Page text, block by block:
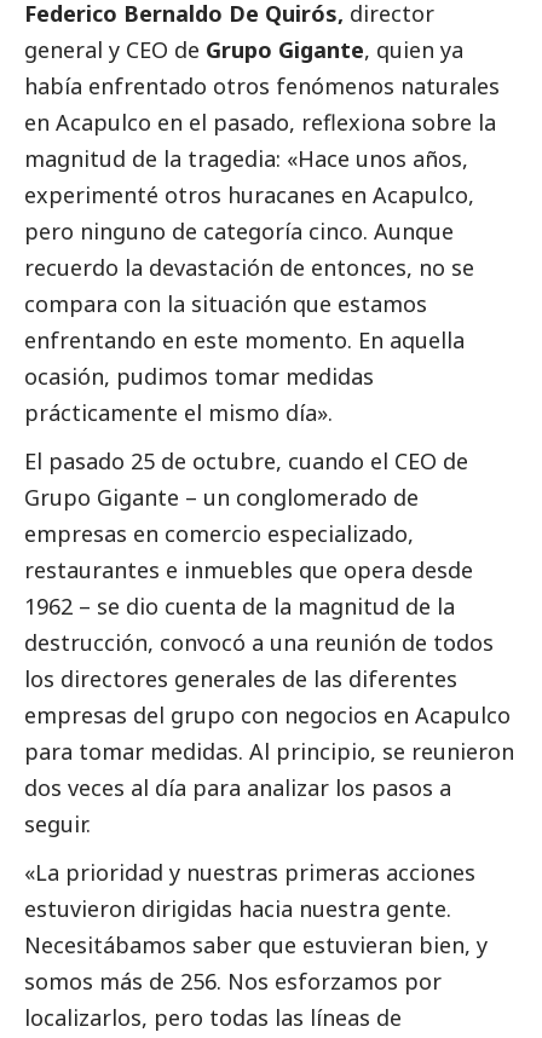
Federico Bernaldo De Quirós, director
general y CEO de Grupo Gigante, quien ya
había enfrentado otros fenómenos naturales
en Acapulco en el pasado, reflexiona sobre la
magnitud de la tragedia: «Hace unos años,
experimenté otros huracanes en Acapulco,
pero ninguno de categoría cinco. Aunque
recuerdo la devastación de entonces, no se
compara con la situación que estamos
enfrentando en este momento. En aquella
ocasión, pudimos tomar medidas
prácticamente el mismo día».
El pasado 25 de octubre, cuando el CEO de
Grupo Gigante – un conglomerado de
empresas en comercio especializado,
restaurantes e inmuebles que opera desde
1962 – se dio cuenta de la magnitud de la
destrucción, convocó a una reunión de todos
los directores generales de las diferentes
empresas del grupo con negocios en Acapulco
para tomar medidas. Al principio, se reunieron
dos veces al día para analizar los pasos a
seguir.
«La prioridad y nuestras primeras acciones
estuvieron dirigidas hacia nuestra gente.
Necesitábamos saber que estuvieran bien, y
somos más de 256. Nos esforzamos por
localizarlos, pero todas las líneas de